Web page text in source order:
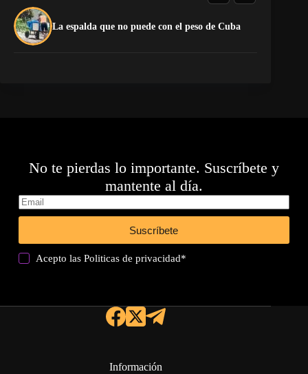
La espalda que no puede con el peso de Cuba
No te pierdas lo importante. Suscríbete y
mantente al día.
Suscríbete
Acepto lasPoliticas de privacidad*
Información